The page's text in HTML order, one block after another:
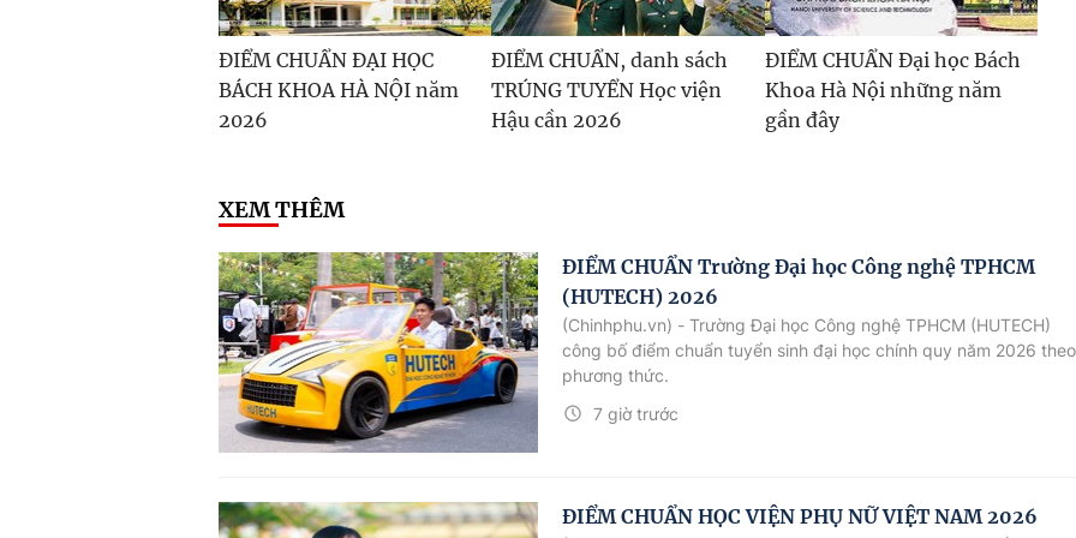
ĐIỂM CHUẨN ĐẠI HỌC
BÁCH KHOA HÀ NỘI năm
2026
ĐIỂM CHUẨN, danh sách
TRÚNG TUYỂN Học viện
Hậu cần 2026
ĐIỂM CHUẨN Đại học Bách
Khoa Hà Nội những năm
gần đây
XEM THÊM
ĐIỂM CHUẨN Trường Đại học Công nghệ TPHCM
(HUTECH) 2026
7 giờ trước
(Chinhphu.vn) - Trường Đại học Công nghệ TPHCM (HUTECH)
công bố điểm chuẩn tuyển sinh đại học chính quy năm 2026
phương thức.
ĐIỂM CHUẨN HỌC VIỆN PHỤ NỮ VIỆT NAM 2026